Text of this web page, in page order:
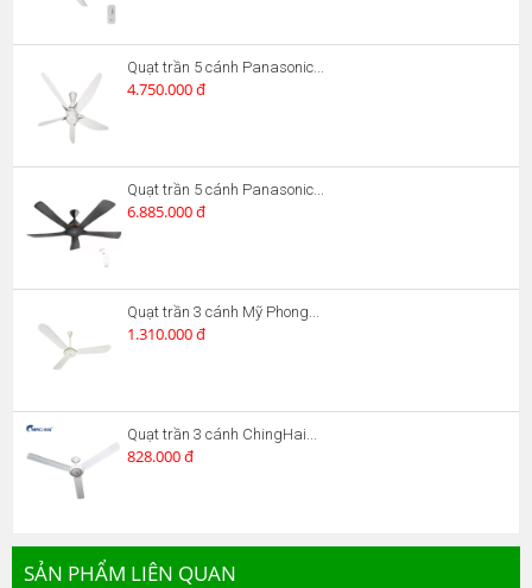
Quạt trần 5 cánh Panasonic...
4.750.000 đ
Quạt trần 5 cánh Panasonic...
6.885.000 đ
Quạt trần 3 cánh Mỹ Phong...
1.310.000 đ
Quạt trần 3 cánh ChingHai...
828.000 đ
SẢN PHẨM LIÊN QUAN